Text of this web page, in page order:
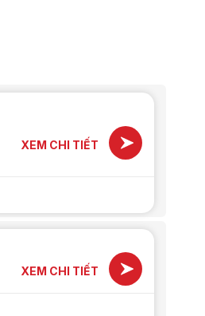
XEM CHI TIẾT
XEM CHI TIẾT